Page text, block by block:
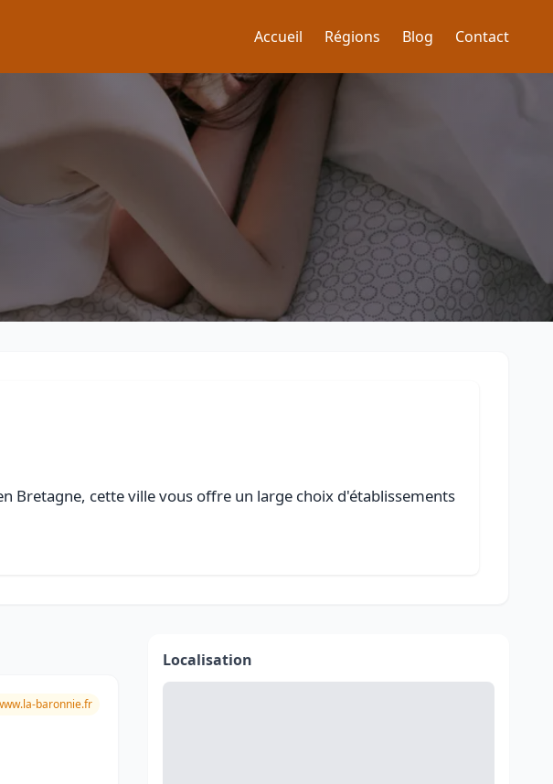
Accueil Régions Blog Contact
Bretagne, cette ville vous offre un large choix d'établissements
baronnie.fr
Localisation